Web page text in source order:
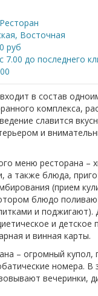
Ресторан
Восточная
руб
с 7.00 до последнего
в состав
комплекса,
славится
и
меню ресторана –
а также блюда,
(прием
блюдо
и поджигают).
и детское
и винная карты.
– огромный купол,
номера. В
вечеринки,